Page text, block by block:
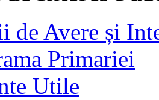
de Avere și
Primariei
Utile